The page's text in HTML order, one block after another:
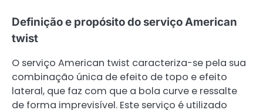
Definição e propósito do serviço American
twist
O serviço American twist caracteriza-se pela sua
combinação única de efeito de topo e efeito
lateral, que faz com que a bola curve e ressalte
de forma imprevisível. Este serviço é utilizado